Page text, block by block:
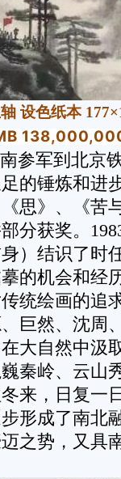
设色纸本
军到北京
的锤炼和进
思》、《苦
分获奖。
）结识了时
的机会和经
统绘画的追
巨然、沈周
大自然中汲
秦岭、云山
来，日复一
形成了南北
之势，又具